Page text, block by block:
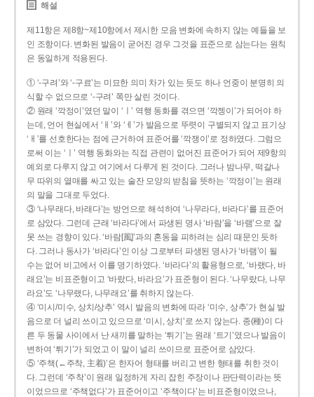
해설
제11항은 제8항~제10항에서 제시한 모음 변화에 속하지 않는 예들을 보
인 조항이다. 변화된 발음이 굳어진 경우 그것을 표준으로 삼는다는 원칙
은 동일하게 적용된다.
① ‘-구려’와 ‘-구료’는 미묘한 의미 차가 있는 듯도 하나 언중이 분명히 의
식할 수 없으므로 ‘-구려’ 쪽만 살린 것이다.
② 원래 ‘깍정이’였던 말이 ‘ㅣ’ 역행 동화를 겪으면 ‘깍젱이’가 되어야 하
는데, 언어 현실에서 ‘ㅐ’와 ‘ㅔ’가 발음으로 뚜렷이 구별되지 않고 표기상
‘ㅐ’를 선호한다는 점에 근거하여 표준어를 ‘깍쟁이’로 정하였다. 그럼으
로써 이는 ‘ㅣ’ 역행 동화와는 직접 관련이 없어진 표준어가 되어 제9항의
예외로 다루지 않고 여기에서 다루게 된 것이다. 그러나 밤나무, 떡갈나
무 따위의 열매를 싸고 있는 술잔 모양의 받침을 뜻하는 ‘깍정이’는 원래
의 말을 그대로 두었다.
③ ‘나무래다, 바래다’는 방언으로 해석하여 ‘나무라다, 바라다’를 표준어
로 삼았다. 그런데 근래 ‘바라다’에서 파생된 명사 ‘바람’을 ‘바램’으로 잘
못 쓰는 경향이 있다. ‘바람[風]’과의 혼동을 피하려는 심리 때문인 듯하
다. 그러나 동사가 ‘바라다’인 이상 그로부터 파생된 명사가 ‘바램’이 될
수는 없어 비고에서 이를 명기하였다. ‘바라다’의 활용형으로, ‘바랬다, 바
래요’는 비표준형이고 ‘바랐다, 바라요’가 표준형이 된다. ‘나무랐다, 나무
라요’도 ‘나무랬다, 나무래요’를 취하지 않는다.
④ ‘미시/미수, 상치/상추’ 역시 발음의 변화에 따라 ‘미수, 상추’가 현실 발
음으로 더 널리 쓰이고 있으므로 ‘미시, 상치’로 쓰지 않는다. 종(種)이 다
른 두 동물 사이에서 난 새끼를 말하는 ‘튀기’는 원래 ‘트기’였으나 발음이
변하여 ‘튀기’가 되었고 이 말이 널리 쓰이므로 표준어로 삼았다.
⑤ ‘주책(←주착, 主着)’은 한자어 형태를 버리고 변한 형태를 취한 것이
다. 그런데 ‘주착’이 원래 일정하게 자리 잡힌 주장이나 판단력이라는 뜻
이었으므로 ‘주책없다’가 표준어이고 ‘주책이다’는 비표준형이었으나,